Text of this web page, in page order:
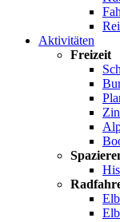
Aktivitäten
Freizeit